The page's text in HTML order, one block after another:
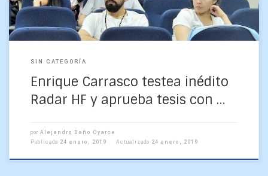
SIN CATEGORÍA
Enrique Carrasco testea inédito
Radar HF y aprueba tesis con …
por Alejandro Baño Oyarce
Publicada 24 enero, 2019 Actualizado 24 enero, 2019